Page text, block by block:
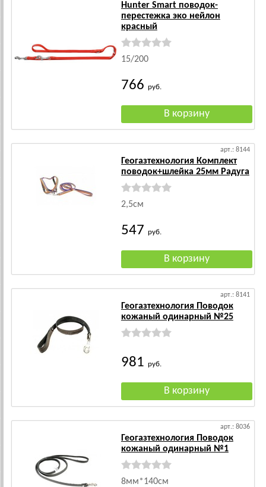
Hunter Smart поводок-
перестежка эко нейлон
красный
15/200
766 руб.
арт.: 8144
Геогазтехнология Комплект
поводок+шлейка 25мм Радуга
2,5см
547 руб.
арт.: 8141
Геогазтехнология Поводок
кожаный одинарный №25
981 руб.
арт.: 8036
Геогазтехнология Поводок
кожаный одинарный №1
8мм*140см